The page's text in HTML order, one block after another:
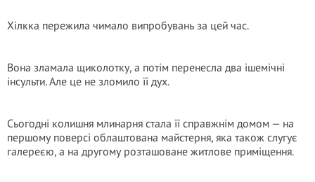
Хілкка пережила чимало випробувань за цей час.
Вона зламала щиколотку, а потім перенесла два ішемічні
інсульти. Але це не зломило її дух.
Сьогодні колишня млинарня стала її справжнім домом — на
першому поверсі облаштована майстерня, яка також слугує
галереєю, а на другому розташоване житлове приміщення.